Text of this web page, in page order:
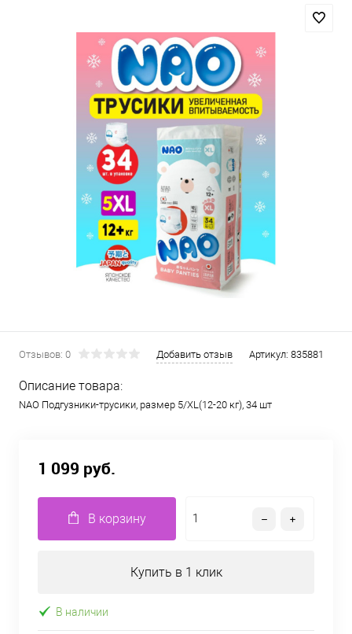
Отзывов: 0 Добавить отзыв Артикул: 835881
Описание товара:
NAO Подгузники-трусики, размер 5/XL(12-20 кг), 34 шт
1 099 руб.
В корзину
Купить в 1 клик
В наличии